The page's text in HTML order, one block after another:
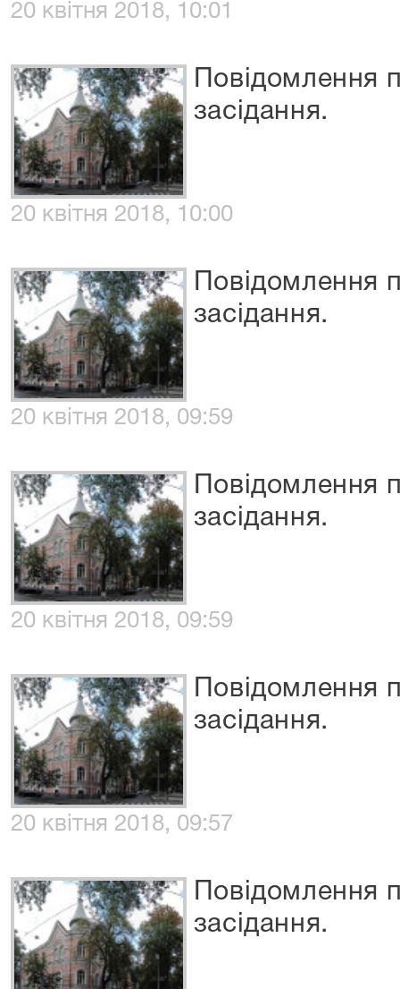
20 квітня 2018, 10:01
Повідомлення
засідання.
20 квітня 2018, 10:00
Повідомлення
засідання.
20 квітня 2018, 09:59
Повідомлення
засідання.
20 квітня 2018, 09:59
Повідомлення
засідання.
20 квітня 2018, 09:57
Повідомлення
засідання.